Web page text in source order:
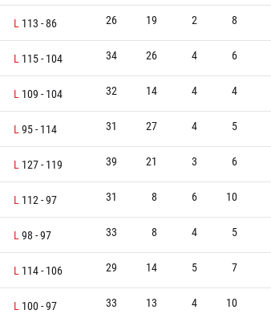
L 113 -86 26 19 2 8
L 115- 104 34 26 4 6
L 109 - 104 32 14 4 4
L 95- 114 31 27 4 5
L 127- 119 39 21 3 6
L 112 -97 31 8 6 10
L 98 -97 33 8 4 5
L 114- 106 29 14 5 7
L 100-97 33 13 4 10